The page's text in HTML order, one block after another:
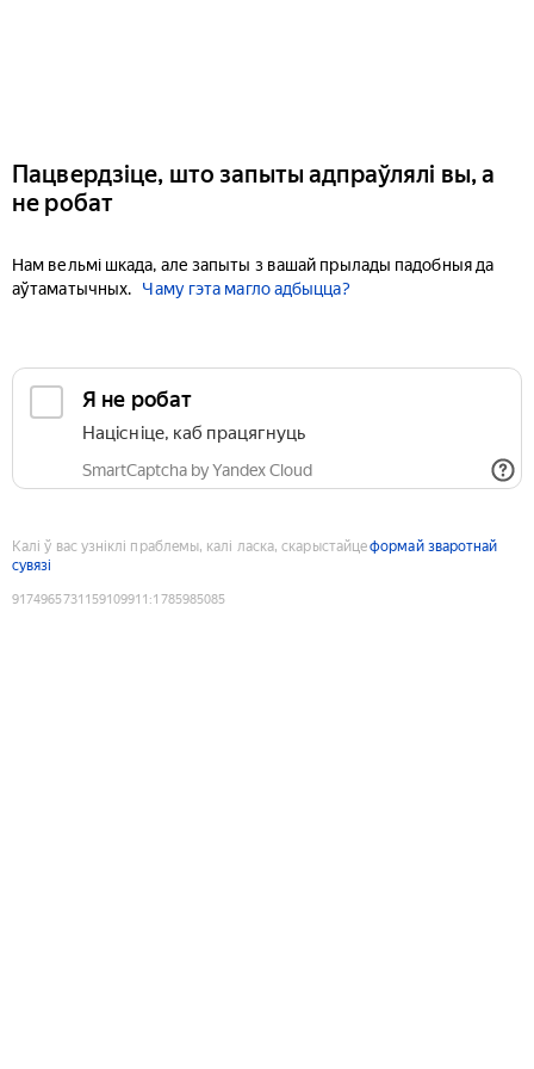
Пацвердзіце, што запыты адпраўлялі вы, а
не робат
Нам вельмі шкада, але запыты з вашай прылады падобныя да
аўтаматычных.
Чаму гэта магло адбыцца?
Я не робат
Націсніце, каб працягнуць
SmartCaptcha by Yandex Cloud
Калі ў вас узніклі праблемы, калі ласка, скарыстайцеформай зваротнай
сувязі
9174965731159109911 :1785985085